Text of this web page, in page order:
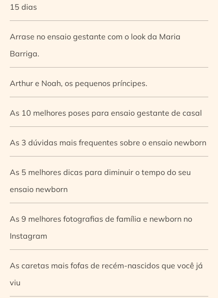
15 dias
Arrase no ensaio gestante com o look da Maria
Barriga.
Arthur e Noah, os pequenos príncipes.
As 10 melhores poses para ensaio gestante de casal
As 3 dúvidas mais frequentes sobre o ensaio newborn
As 5 melhores dicas para diminuir o tempo do seu
ensaio newborn
As 9 melhores fotografias de família e newborn no
Instagram
As caretas mais fofas de recém-nascidos que você já
viu